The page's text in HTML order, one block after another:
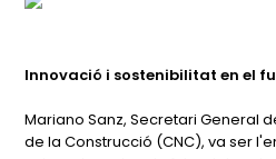
Innovació i sostenibilitat en el
Mariano Sanz, Secretari General
de la Construcció (CNC), va ser